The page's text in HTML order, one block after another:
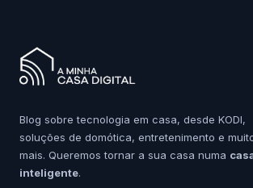
Blog sobre tecnologia em casa, desde KODI,
soluções de domótica, entretenimento e
mais. Queremos tornar a sua casa numa
inteligente.